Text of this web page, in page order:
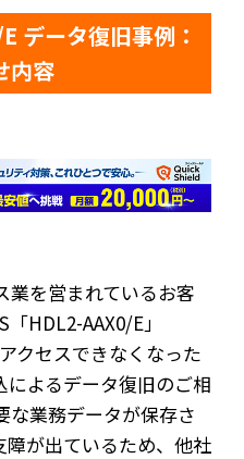
データ復旧事例：
内容
業を営まれているお客
HDL2-AAX0/E」
クセスできなくなった
によるデータ復旧のご相
な業務データが保存さ
障が出ているため、他社